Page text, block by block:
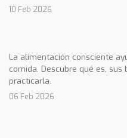
10 Feb 2026
La alimentación consciente
comida. Descubre qué es,
practicarla.
06 Feb 2026